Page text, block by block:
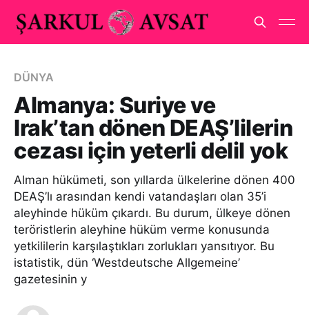
DÜNYA
Almanya: Suriye ve
Irak’tan dönen DEAŞ’lilerin
cezası için yeterli delil yok
Alman hükümeti, son yıllarda ülkelerine dönen 400
DEAŞ’lı arasından kendi vatandaşları olan 35’i
aleyhinde hüküm çıkardı. Bu durum, ülkeye dönen
teröristlerin aleyhine hüküm verme konusunda
yetkililerin karşılaştıkları zorlukları yansıtıyor. Bu
istatistik, dün ‘Westdeutsche Allgemeine’
gazetesinin y